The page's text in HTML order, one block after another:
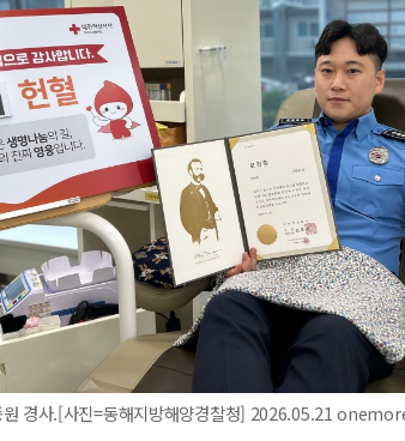
원 경사.[사진=동해지방해양경찰청] 2026.05.21